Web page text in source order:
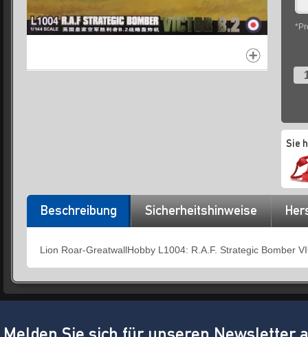
Sie
Beschreibung Sicherheitshinweise
Lion Roar-GreatwallHobby L1004: R.A.F. Strategic Bomber